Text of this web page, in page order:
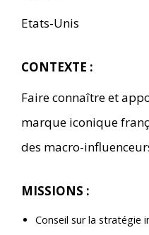
Etats-Unis
CONTEXTE :
Faire connaître et
marque iconique
des macro-
MISSIONS :
Conseil sur la stratégie